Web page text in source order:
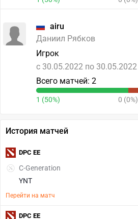
airu
Даниил Рябков
Игрок
c 30.05.2022 по 30.05.2022
Всего матчей: 2
1 (50%) 0 (0%)
История матчей
C-Generation
YNT
Перейти на матч
DPC EE
DPC EE